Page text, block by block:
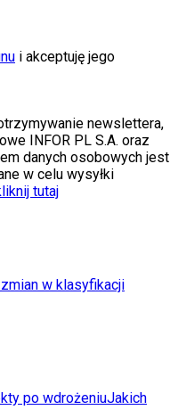
i akceptuję jego
newslettera,
INFOR PL S.A. oraz
danych osobowych jest
w celu wysyłki
tutaj
w klasyfikacji
po wdrożeniuJakich